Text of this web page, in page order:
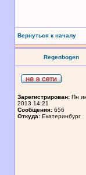
Вернуться к началу
Regenbogen
Зарегистрирован: Пн
2013 14:21
Сообщения: 656
Откуда: Екатеринбург